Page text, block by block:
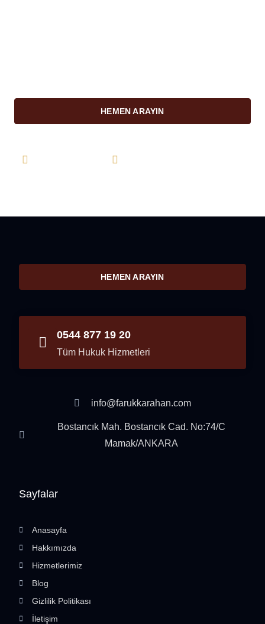
HEMEN ARAYIN
Sayfalar
Anasayfa
Hakkımızda
Hizmetlerimiz
Blog
Gizlilik Politikası
İletişim
HEMEN ARAYIN
0544 877 19 20
Tüm Hukuk Hizmetleri
info@farukkarahan.com
Bostancık Mah. Bostancık Cad. No:74/C
Mamak/ANKARA